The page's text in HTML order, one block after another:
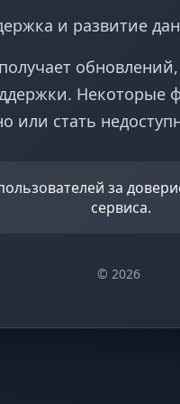
и развитие
Некоторые
или стать
за
сервиса.
© 2026